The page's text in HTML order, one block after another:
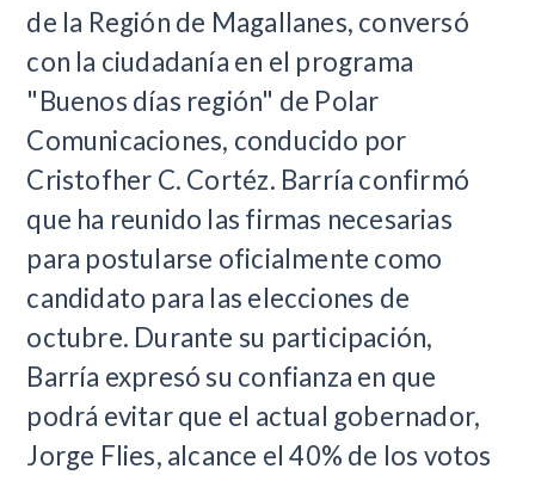
de la Región de Magallanes, conversó
con la ciudadanía en el programa
"Buenos días región" de Polar
Comunicaciones, conducido por
Cristofher C. Cortéz. Barría confirmó
que ha reunido las firmas necesarias
para postularse oficialmente como
candidato para las elecciones de
octubre. Durante su participación,
Barría expresó su confianza en que
podrá evitar que el actual gobernador,
Jorge Flies, alcance el 40% de los votos